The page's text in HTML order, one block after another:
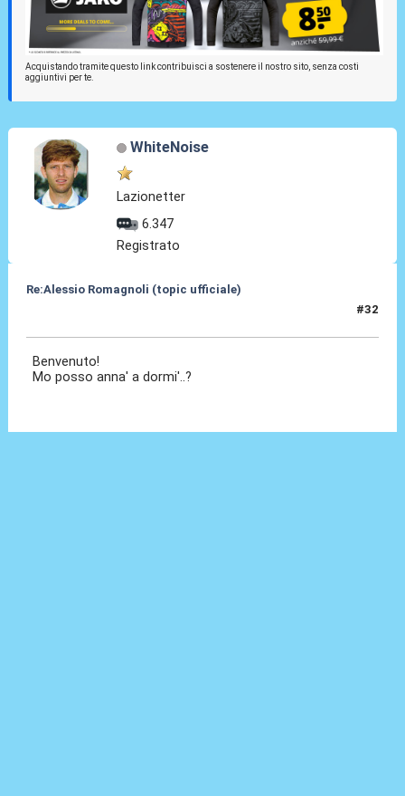
Acquistando tramite questo link contribuisci a sostenere il nostro sito, senza costi
aggiuntivi per te.
WhiteNoise
Lazionetter
6.347
Registrato
Re:Alessio Romagnoli (topic ufficiale)
#32
Benvenuto!
Mo posso anna' a dormi'..?